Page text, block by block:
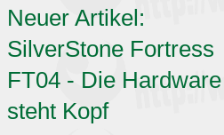
Neuer Artikel:
SilverStone Fortress
FT04 - Die Hardware
steht Kopf